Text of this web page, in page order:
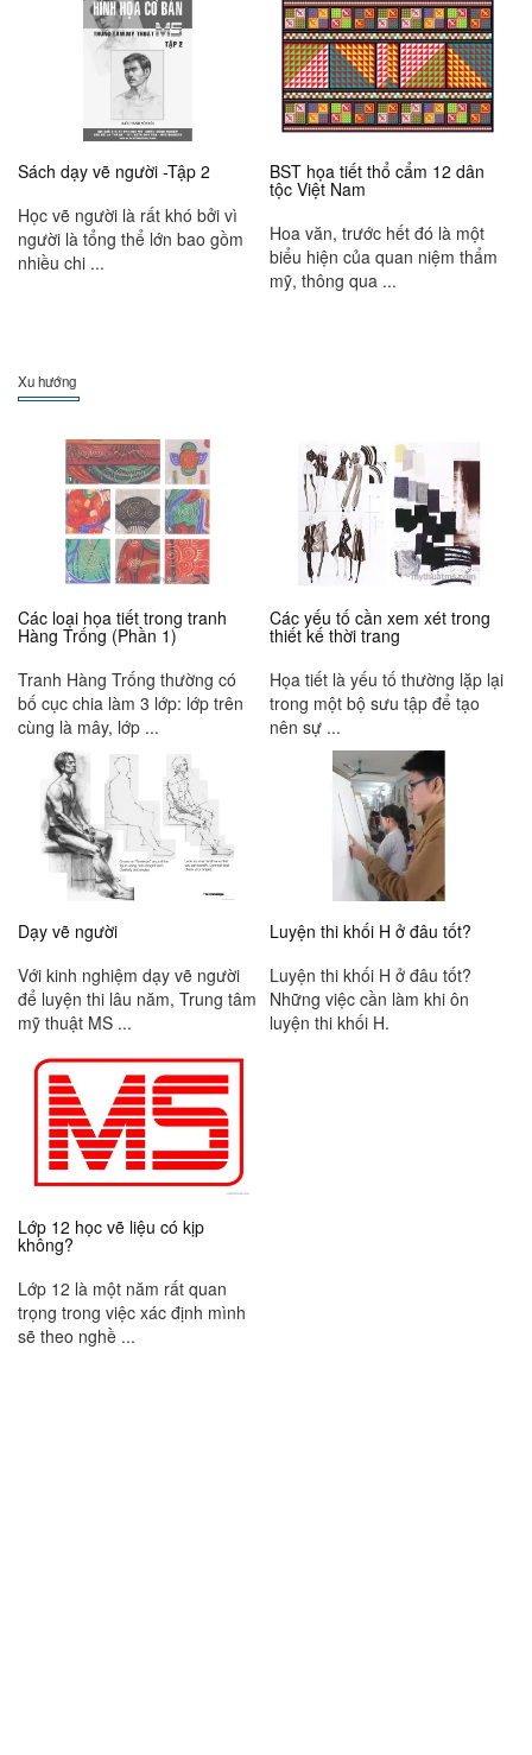
Sách dạy vẽ người -Tập 2
Học vẽ người là rất khó bởi vì
người là tổng thể lớn bao gồm
nhiều chi ...
BST họa tiết thổ cẩm 12 dân
tộc Việt Nam
Hoa văn, trước hết đó là một
biểu hiện của quan niệm thẩm
mỹ, thông qua ...
Xu hướng
Các loại họa tiết trong tranh
Hàng Trống (Phần 1)
Tranh Hàng Trống thường có
bố cục chia làm 3 lớp: lớp trên
cùng là mây, lớp ...
Các yếu tố cần xem xét trong
thiết kế thời trang
Họa tiết là yếu tố thường lặp lại
trong một bộ sưu tập để tạo
nên sự ...
Dạy vẽ người
Với kinh nghiệm dạy vẽ người
để luyện thi lâu năm, Trung tâm
mỹ thuật MS ...
Luyện thi khối H ở đâu tốt?
Luyện thi khối H ở đâu tốt?
Những việc cần làm khi ôn
luyện thi khối H.
Lớp 12 học vẽ liệu có kịp
không?
Lớp 12 là một năm rất quan
trọng trong việc xác định mình
sẽ theo nghề ...